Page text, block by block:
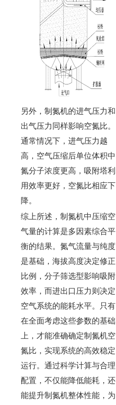
另外，制氮机的进气压力和
出气压力同样影响空氮比。
通常情况下，进气压力越
高，空气压缩后单位体积中
氮分子浓度更高，吸附塔利
用效率更好，空氮比相应下
降。
综上所述，制氮机中压缩空
气量的计算是多因素综合平
衡的结果。氮气流量与纯度
是基础，海拔高度决定修正
比例，分子筛选型影响吸附
效率，而进出口压力则决定
空气系统的能耗水平。只有
在全面考虑这些参数的基础
上，才能准确确定制氮机空
氮比，实现系统的高效稳定
运行。通过科学计算与合理
配置，不仅能降低能耗，还
能提升制氮机整体性能，为